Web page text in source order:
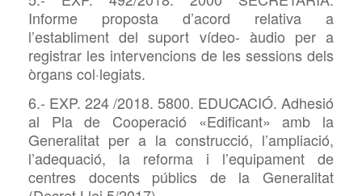
Informe proposta d’acord relativa a
l’establiment del suport vídeo- àudio per a
registrar les intervencions de les sessions dels
òrgans col·legiats.
6.- EXP. 224 /2018. 5800. EDUCACIÓ. Adhesió
al Pla de Cooperació «Edificant» amb la
Generalitat per a la construcció, l’ampliació,
l’adequació, la reforma i l’equipament de
centres docents públics de la Generalitat